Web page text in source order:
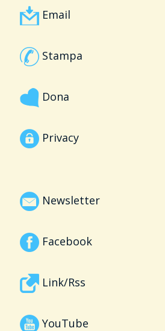
Email
Stampa
Dona
Privacy
Newsletter
Facebook
Link/Rss
YouTube